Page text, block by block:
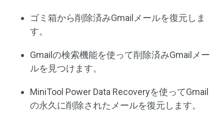
ゴミ箱から削除済みGmailメールを復元しま
す。
Gmailの検索機能を使って削除済みGmailメー
ルを見つけます。
MiniTool Power Data Recoveryを使ってGmail
の永久に削除されたメールを復元します。